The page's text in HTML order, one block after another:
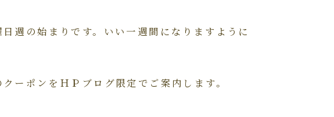
週の始まりです。いい一週間になりますように
ーポンをＨＰブログ限定でご案内します。